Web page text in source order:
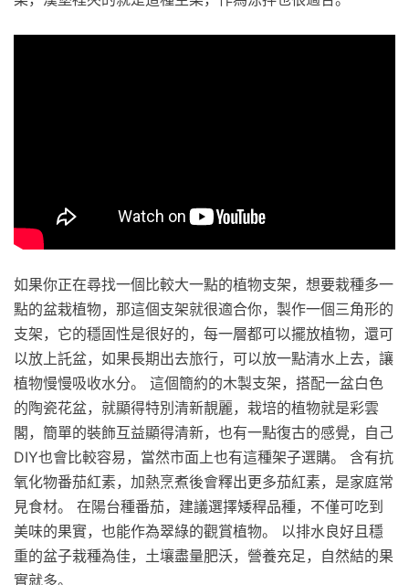
如果你正在尋找一個比較大一點的植物支架，想要栽種多一
點的盆栽植物，那這個支架就很適合你，製作一個三角形的
支架，它的穩固性是很好的，每一層都可以擺放植物，還可
以放上託盆，如果長期出去旅行，可以放一點清水上去，讓
植物慢慢吸收水分。 這個簡約的木製支架，搭配一盆白色
的陶瓷花盆，就顯得特別清新靚麗，栽培的植物就是彩雲
閣，簡單的裝飾互益顯得清新，也有一點復古的感覺，自己
DIY也會比較容易，當然市面上也有這種架子選購。 含有抗
氧化物番茄紅素，加熱烹煮後會釋出更多茄紅素，是家庭常
見食材。 在陽台種番茄，建議選擇矮稈品種，不僅可吃到
美味的果實，也能作為翠綠的觀賞植物。 以排水良好且穩
重的盆子栽種為佳，土壤盡量肥沃，營養充足，自然結的果
實就多。